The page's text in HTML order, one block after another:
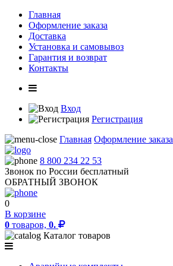
Главная
Оформление заказа
Доставка
Установка и самовывоз
Гарантия и возврат
Контакты
Вход
Регистрация
Главная Оформление заказа
8 800 234 22 53
Звонок по России бесплатный
ОБРАТНЫЙ ЗВОНОК
0
В корзине
0 товаров, 0.
Каталог товаров